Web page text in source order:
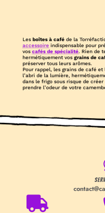
Les boîtes à café de la
accessoire indispensable pour
vos cafés de spécialité. Rien de
hermétiquement vos grains de
préserver tous leurs arômes.
Pour rappel, les grains de café et
l’abri de la lumière,
dans le frigo sous risque de
prendre l’odeur de votre
